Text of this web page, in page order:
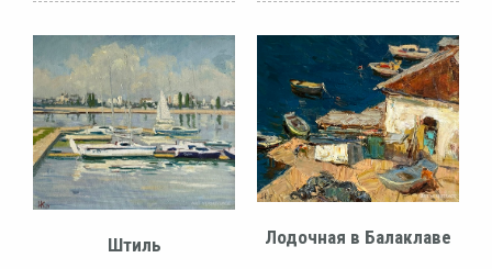
Штиль Лодочная в Балаклаве